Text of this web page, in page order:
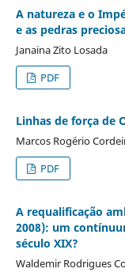
A natureza e o
e as pedras
Janaina Zito Losada
PDF
Linhas de força de
Marcos Rogério
PDF
A requalificação
2008): um
século XIX?
Waldemir Rodrigues